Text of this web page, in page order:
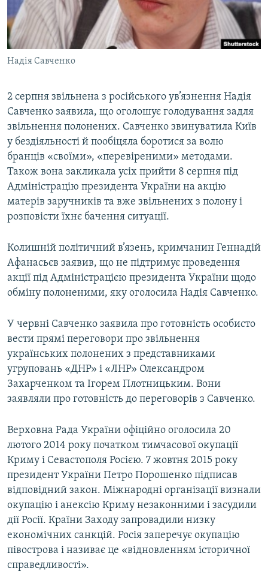
Надія Савченко
2 серпня звільнена з російського ув’язнення Надія
Савченко заявила, що оголошує голодування задля
звільнення полонених. Савченко звинуватила Київ
у бездіяльності й пообіцяла боротися за волю
бранців «своїми», «перевіреними» методами.
Також вона закликала усіх прийти 8 серпня під
Адміністрацію президента України на акцію
матерів заручників та вже звільнених з полону і
розповісти їхнє бачення ситуації.
Колишній політичний в’язень, кримчанин Геннадій
Афанасьєв заявив, що не підтримує проведення
акції під Адміністрацією президента України щодо
обміну полоненими, яку оголосила Надія Савченко.
У червні Савченко заявила про готовність особисто
вести прямі переговори про звільнення
українських полонених з представниками
угруповань «ДНР» і «ЛНР» Олександром
Захарченком та Ігорем Плотницьким. Вони
заявляли про готовність до переговорів з Савченко.
Верховна Рада України офіційно оголосила 20
лютого 2014 року початком тимчасової окупації
Криму і Севастополя Росією. 7 жовтня 2015 року
президент України Петро Порошенко підписав
відповідний закон. Міжнародні організації визнали
окупацію і анексію Криму незаконними і засудили
дії Росії. Країни Заходу запровадили низку
економічних санкцій. Росія заперечує окупацію
півострова і називає це «відновленням історичної
справедливості».